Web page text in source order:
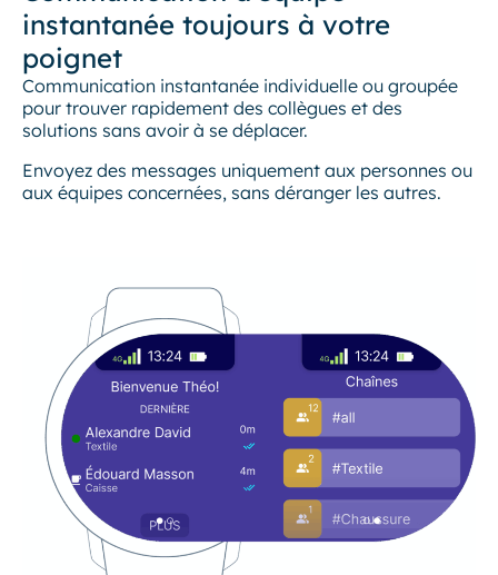
instantanée toujours à votre
poignet
Communication instantanée individuelle ou groupée
pour trouver rapidement des collègues et des
solutions sans avoir à se déplacer.
Envoyez des messages uniquement aux personnes ou
aux équipes concernées, sans déranger les autres.